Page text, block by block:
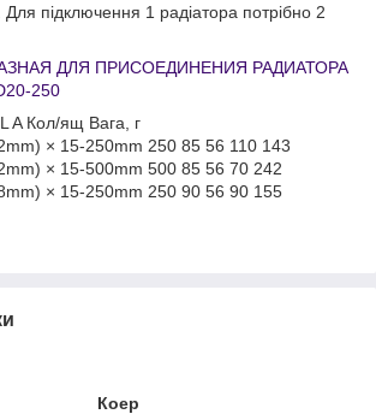
підключення 1 радіатора потрібно 2
A Кол/ящ Вага, г
× 15-250mm 250 85 56 110 143
× 15-500mm 500 85 56 70 242
× 15-250mm 250 90 56 90 155
Коер